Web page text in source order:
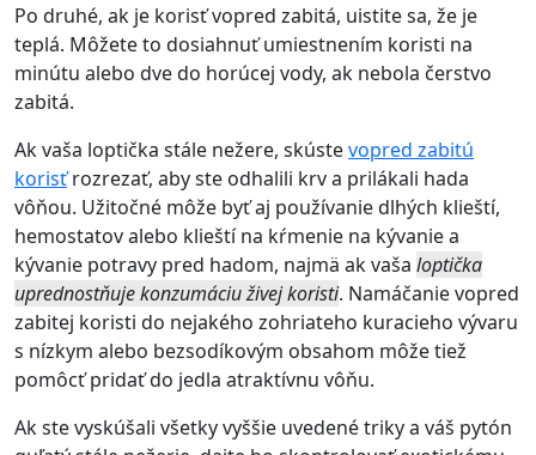
Po druhé, ak je korisť vopred zabitá, uistite sa, že je
teplá. Môžete to dosiahnuť umiestnením koristi na
minútu alebo dve do horúcej vody, ak nebola čerstvo
zabitá.
Ak vaša loptička stále nežere, skústevopred zabitú
korisťrozrezať, aby ste odhalili krv a prilákali hada
vôňou. Užitočné môže byť aj používanie dlhých klieští,
hemostatov alebo klieští na kŕmenie na kývanie a
kývanie potravy pred hadom, najmä ak vaša loptička
uprednostňuje konzumáciu živej koristi. Namáčanie vopred
zabitej koristi do nejakého zohriateho kuracieho vývaru
s nízkym alebo bezsodíkovým obsahom môže tiež
pomôcť pridať do jedla atraktívnu vôňu.
Ak ste vyskúšali všetky vyššie uvedené triky a váš pytón